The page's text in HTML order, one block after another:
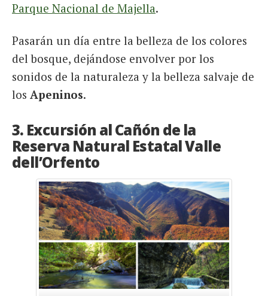
Parque Nacional de Majella.
Pasarán un día entre la belleza de los colores
del bosque, dejándose envolver por los
sonidos de la naturaleza y la belleza salvaje de
los Apeninos.
3. Excursión al Cañón de la
Reserva Natural Estatal Valle
dell’Orfento